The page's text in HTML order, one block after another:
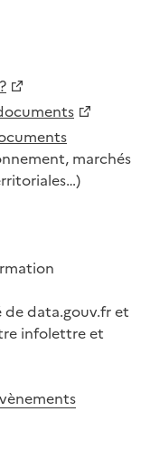
marchés
de data.gouv.fr et
infolettre et